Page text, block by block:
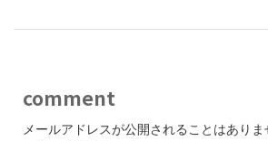
comment
メールアドレスが公開されることはありま